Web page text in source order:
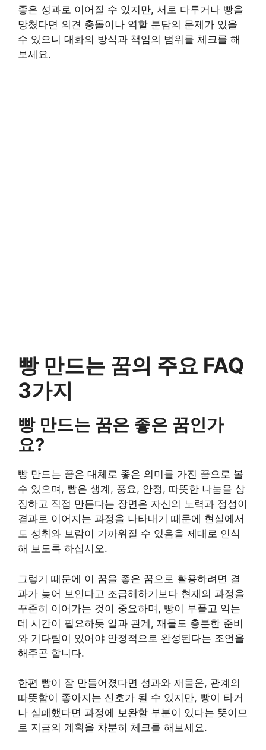
좋은 성과로 이어질 수 있지만, 서로 다투거나 빵을
망쳤다면 의견 충돌이나 역할 분담의 문제가 있을
수 있으니 대화의 방식과 책임의 범위를 체크를 해
보세요.
빵 만드는 꿈의 주요 FAQ
3가지
빵 만드는 꿈은 좋은 꿈인가
요?
빵 만드는 꿈은 대체로 좋은 의미를 가진 꿈으로 볼
수 있으며, 빵은 생계, 풍요, 안정, 따뜻한 나눔을 상
징하고 직접 만든다는 장면은 자신의 노력과 정성이
결과로 이어지는 과정을 나타내기 때문에 현실에서
도 성취와 보람이 가까워질 수 있음을 제대로 인식
해 보도록 하십시오.
그렇기 때문에 이 꿈을 좋은 꿈으로 활용하려면 결
과가 늦어 보인다고 조급해하기보다 현재의 과정을
꾸준히 이어가는 것이 중요하며, 빵이 부풀고 익는
데 시간이 필요하듯 일과 관계, 재물도 충분한 준비
와 기다림이 있어야 안정적으로 완성된다는 조언을
해주곤 합니다.
한편 빵이 잘 만들어졌다면 성과와 재물운, 관계의
따뜻함이 좋아지는 신호가 될 수 있지만, 빵이 타거
나 실패했다면 과정에 보완할 부분이 있다는 뜻이므
로 지금의 계획을 차분히 체크를 해보세요.